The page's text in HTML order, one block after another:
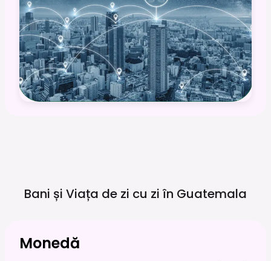
Bani și Viața de zi cu zi în Guatemala
Monedă